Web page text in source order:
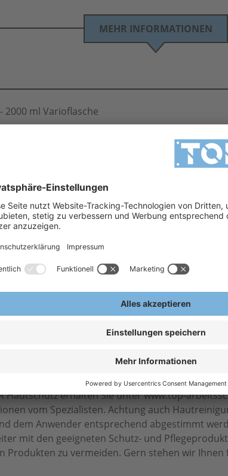
MEHR INFORMATIONEN
2000 ml Varioflasche
TOP Koditionen. Eine große Auswahl an Hautreinigung von Peter Greven
-
von Haut und Haaren durch
Waschrohstoffe
der Anwendung für eine
Haut angepasst
Verschmutzungen, ideal für Haut
geeignet
bzw. Handschutzcreme, Hautreiniger und
Hautschutz erhalten Sie unter www.top-
vom Spezialisten. Achtung auch
dem Anwender entsprechend abgestimmt
mit den geeigneten Schutz- und
Produkten zu vermeiden. Gern stehen wir Ihnen